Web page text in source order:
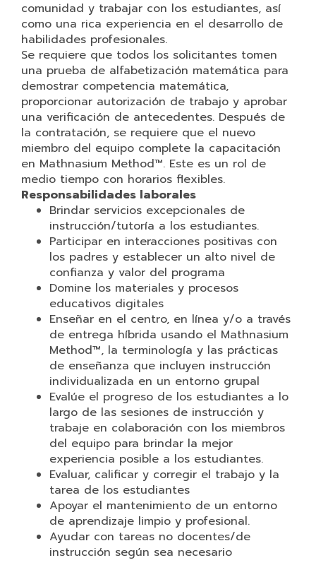
comunidad y trabajar con los estudiantes, así
como una rica experiencia en el desarrollo de
habilidades profesionales.
Se requiere que todos los solicitantes tomen
una prueba de alfabetización matemática para
demostrar competencia matemática,
proporcionar autorización de trabajo y aprobar
una verificación de antecedentes. Después de
la contratación, se requiere que el nuevo
miembro del equipo complete la capacitación
en Mathnasium Method™. Este es un rol de
medio tiempo con horarios flexibles.
Responsabilidades laborales
Brindar servicios excepcionales de
instrucción/tutoría a los estudiantes.
Participar en interacciones positivas con
los padres y establecer un alto nivel de
confianza y valor del programa
Domine los materiales y procesos
educativos digitales
Enseñar en el centro, en línea y/o a través
de entrega híbrida usando el Mathnasium
Method™, la terminología y las prácticas
de enseñanza que incluyen instrucción
individualizada en un entorno grupal
Evalúe el progreso de los estudiantes a lo
largo de las sesiones de instrucción y
trabaje en colaboración con los miembros
del equipo para brindar la mejor
experiencia posible a los estudiantes.
Evaluar, calificar y corregir el trabajo y la
tarea de los estudiantes
Apoyar el mantenimiento de un entorno
de aprendizaje limpio y profesional.
Ayudar con tareas no docentes/de
instrucción según sea necesario